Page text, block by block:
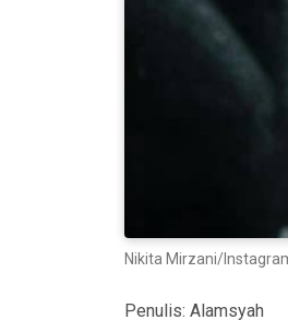
Nikita Mirzani/
Penulis: Alamsyah